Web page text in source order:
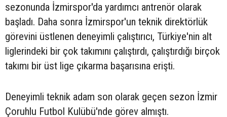
sezonunda İzmirspor'da yardımcı antrenör olarak
başladı. Daha sonra İzmirspor'un teknik direktörlük
görevini üstlenen deneyimli çalıştırıcı, Türkiye'nin alt
liglerindeki bir çok takımını çalıştırdı, çalıştırdığı birçok
takımı bir üst lige çıkarma başarısına erişti.
Deneyimli teknik adam son olarak geçen sezon İzmir
Çoruhlu Futbol Kulübü'nde görev almıştı.